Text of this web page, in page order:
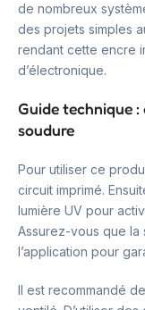
de nombreux
des projets simples
rendant cette encre
d’électronique.
Guide technique :
soudure
Pour utiliser ce
circuit imprimé.
lumière UV pour
Assurez-vous que
l’application pour
Il est recommandé